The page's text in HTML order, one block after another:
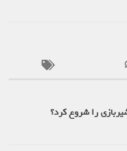
را شروع کرد؟